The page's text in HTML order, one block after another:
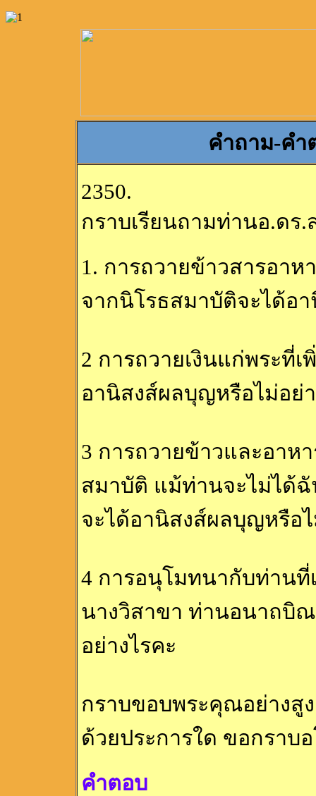
คำถาม-คำ
2350.
กราบเรียนถามท่านอ.ดร.
1. การถวายข้าวสารอาห
จากนิโรธสมาบัติจะได้อ
2 การถวายเงินแก่พระที่
อานิสงส์ผลบุญหรือไม่อย่า
3 การถวายข้าวและอาห
สมาบัติ แม้ท่านจะไม่ได้ฉั
จะได้อานิสงส์ผลบุญหรือไ
4 การอนุโมทนากับท่านที่
นางวิสาขา ท่านอนาถบิ
อย่างไรคะ
กราบขอบพระคุณอย่างสู
ด้วยประการใด ขอกรา
คำตอบ